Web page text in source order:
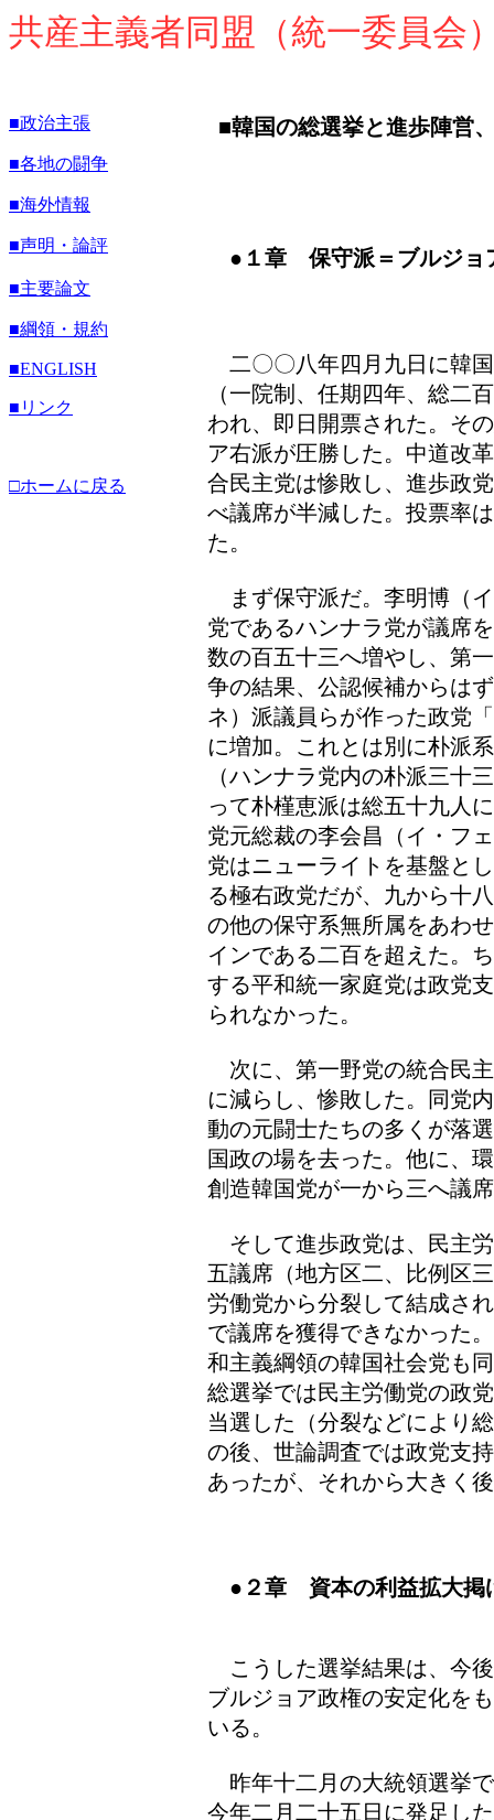
共産主義者同盟（統一委員会
■政治主張
■各地の闘争
■海外情報
■声明・論評
■主要論文
■綱領・規約
■ENGLISH
■リンク
□ホームに戻る
■韓国の総選挙と進歩陣営
●１章 保守派＝ブルジョ
二〇〇八年四月九日に韓
（一院制、任期四年、総二
われ、即日開票された。そ
ア右派が圧勝した。中道改
合民主党は惨敗し、進歩政
べ議席が半減した。投票率
た。
まず保守派だ。李明博（
党であるハンナラ党が議席
数の百五十三へ増やし、第
争の結果、公認候補からは
ネ）派議員らが作った政党
に増加。これとは別に朴派
（ハンナラ党内の朴派三十
って朴槿恵派は総五十九人
党元総裁の李会昌（イ・フ
党はニューライトを基盤と
る極右政党だが、九から十
の他の保守系無所属をあわ
インである二百を超えた。
する平和統一家庭党は政党
られなかった。
次に、第一野党の統合民
に減らし、惨敗した。同党
動の元闘士たちの多くが落
国政の場を去った。他に、
創造韓国党が一から三へ議
そして進歩政党は、民主
五議席（地方区二、比例区
労働党から分裂して結成さ
で議席を獲得できなかった
和主義綱領の韓国社会党も
総選挙では民主労働党の政
当選した（分裂などにより
の後、世論調査では政党支
あったが、それから大きく
●２章 資本の利益拡大掲
こうした選挙結果は、今
ブルジョア政権の安定化を
いる。
昨年十二月の大統領選挙
今年二月二十五日に発足し